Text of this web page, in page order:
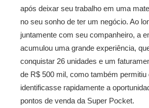
após deixar seu trabalho em uma
no seu sonho de ter um negócio. Ao
juntamente com seu companheiro, a
acumulou uma grande experiência,
conquistar 26 unidades e um
de R$ 500 mil, como também permitiu
identificasse rapidamente a
pontos de venda da Super Pocket.